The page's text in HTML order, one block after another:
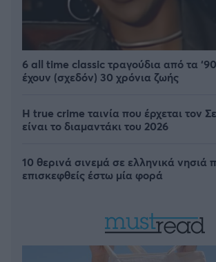
6 all time classic τραγούδια από τα
έχουν (σχεδόν) 30 χρόνια ζωής
Η true crime ταινία που έρχεται τον
είναι το διαμαντάκι του 2026
10 θερινά σινεμά σε ελληνικά νησιά
επισκεφθείς έστω μία φορά